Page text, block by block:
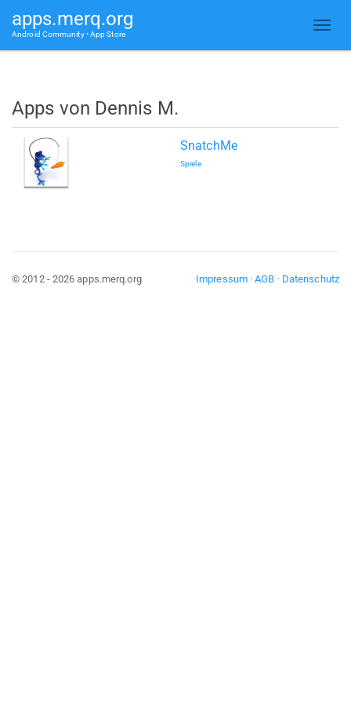
apps.merq.org
Android Community • App Store
Apps von Dennis M.
SnatchMe
Spiele
Impressum·AGB · Datenschutz
© 2012 - 2026 apps.merq.org